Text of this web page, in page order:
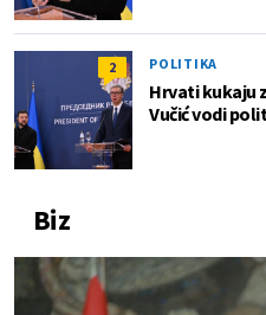
2 POLITIKA
Hrvati kukaju
Vučić vodi
Biz